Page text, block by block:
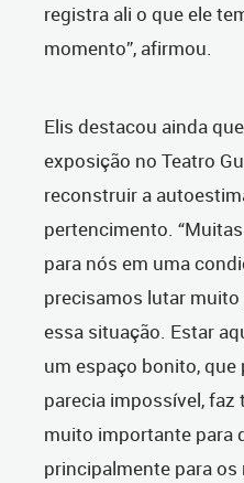
registra ali o que ele
momento”, afirmou.
Elis destacou ainda
exposição no Teatro
reconstruir a
pertencimento.
para nós em uma
precisamos lutar muito
essa situação. Estar
um espaço bonito, que
parecia impossível,
muito importante para
principalmente para